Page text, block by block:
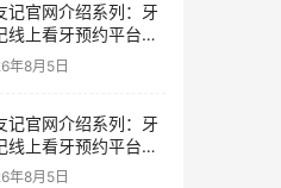
记官网介绍系列：牙
线上看牙预约平台落
城就诊经验打破未知
年8月5日
记官网介绍系列：牙
线上看牙预约平台的
在哪里？
年8月5日